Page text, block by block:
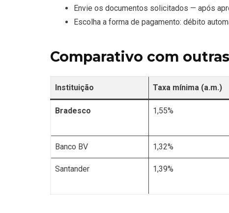
Envie os documentos solicitados — após
Escolha a forma de pagamento: débito
Comparativo com
Instituição Taxa mínima (a.m.)
Bradesco 1,55%
Banco BV 1,32%
Santander 1,39%